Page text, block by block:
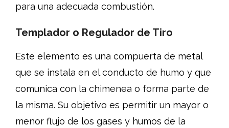
para una adecuada combustión.
Templador o Regulador de Tiro
Este elemento es una compuerta de metal
que se instala en el conducto de humo y que
comunica con la chimenea o forma parte de
la misma. Su objetivo es permitir un mayor o
menor flujo de los gases y humos de la